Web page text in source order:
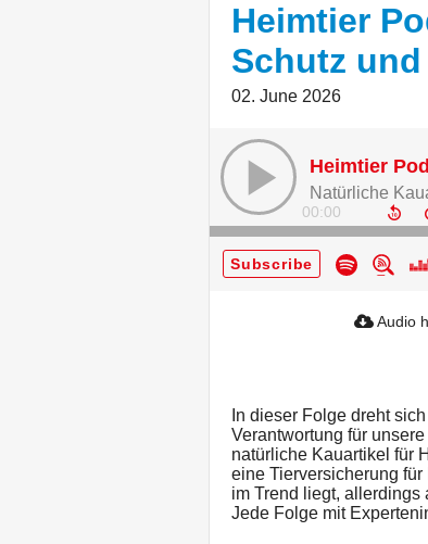
Heimtier
Schutz
02. June 2026
00:00
Subscribe
Audio
In dieser Folge dreht
Verantwortung für
natürliche Kauartikel für
eine Tierversicherung
im Trend liegt, allerdings
Jede Folge mit